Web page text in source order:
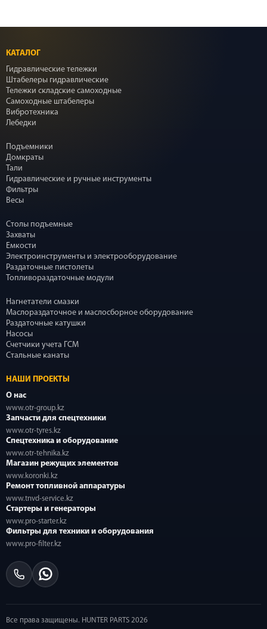
КАТАЛОГ
Гидравлические тележки
Штабелеры гидравлические
Тележки складские самоходные
Самоходные штабелеры
Вибротехника
Лебедки
Подъемники
Домкраты
Тали
Гидравлические и ручные инструменты
Фильтры
Весы
Столы подъемные
Захваты
Емкости
Электроинструменты и электрооборудование
Раздаточные пистолеты
Топливораздаточные модули
Нагнетатели смазки
Маслораздаточное и маслосборное оборудование
Раздаточные катушки
Насосы
Счетчики учета ГСМ
Стальные канаты
НАШИ ПРОЕКТЫ
О нас
www.otr-group.kz
Запчасти для спецтехники
www.otr-tyres.kz
Спецтехника и оборудование
www.otr-tehnika.kz
Магазин режущих элементов
www.koronki.kz
Ремонт топливной аппаратуры
www.tnvd-service.kz
Стартеры и генераторы
www.pro-starter.kz
Фильтры для техники и оборудования
www.pro-filter.kz
Все права защищены. HUNTER PARTS 2026